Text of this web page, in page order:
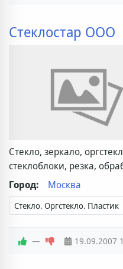
Стеклостар ООО
Стекло, зеркало,
стеклоблоки, резка,
Город:
Москва
Стекло. Оргстекло. Пластик
— 19.09.2007